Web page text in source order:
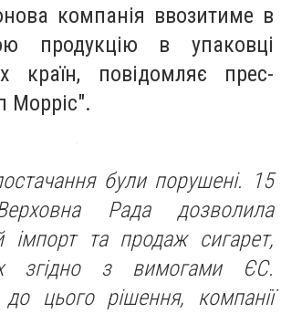
компанія ввозитиме в
продукцію в упаковці
країн, повідомляє прес-
Морріс".
були порушені. 15
Рада дозволила
імпорт та продаж сигарет,
згідно з вимогами ЄС.
до цього рішення, компанії